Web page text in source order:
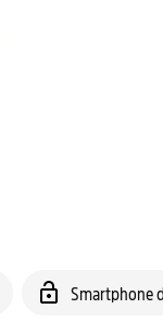
Smartphone